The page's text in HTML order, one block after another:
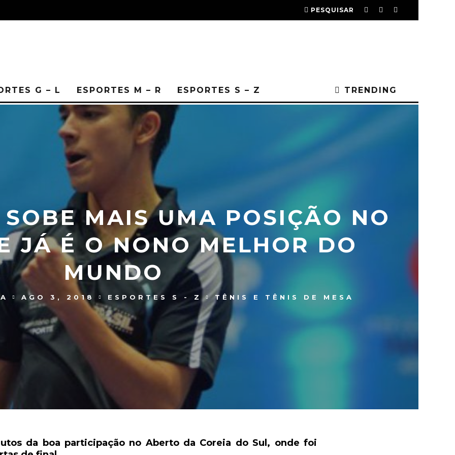
PESQUISAR
G – L ESPORTES M – R ESPORTES S – Z TRENDING
MAIS UMA POSIÇÃO NO
JÁ É O NONO MELHOR DO
MUNDO
AGO 3, 2018 ESPORTES S - Z TÊNIS E TÊNIS DE MESA
da boa participação no Aberto da Coreia do Sul, onde foi